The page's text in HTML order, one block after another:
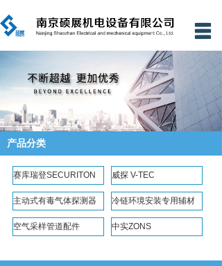
公司简介
新闻资讯
产品中心
资质证书
技术支持
产品分类
赛库瑞登SECURITON 威探 V-TEC
主动式有毒气体探测器 冷链环境安装专用辅材
空气采样管道配件 中实ZONS